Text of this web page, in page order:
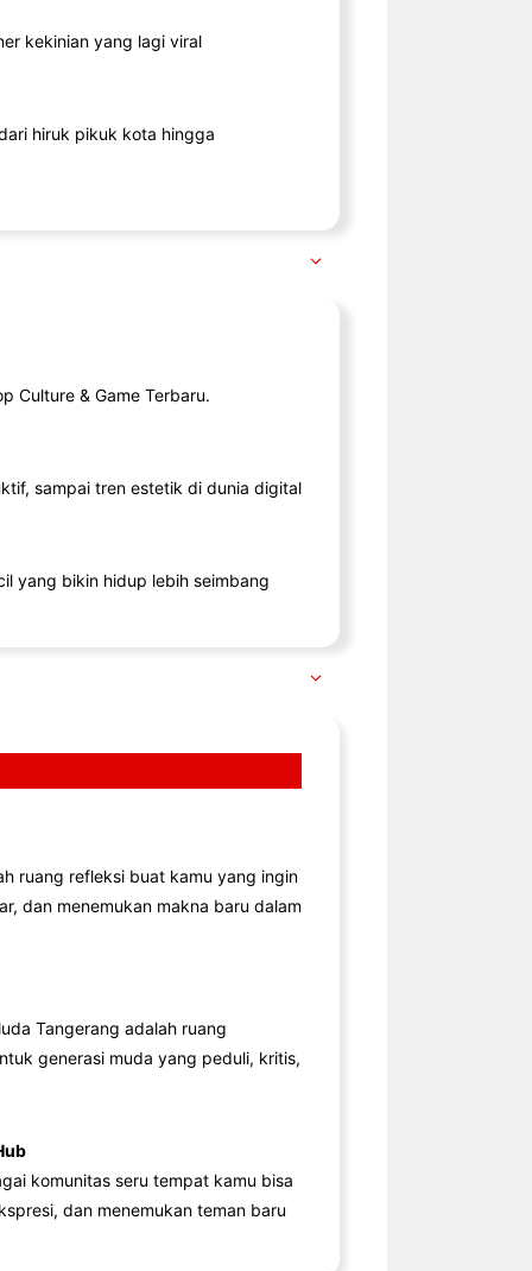
kekinian yang lagi viral
hiruk pikuk kota hingga
Culture & Game Terbaru.
sampai tren estetik di dunia digital
yang bikin hidup lebih seimbang
ruang refleksi buat kamu yang ingin
dan menemukan makna baru dalam
Tangerang adalah ruang
generasi muda yang peduli, kritis,
komunitas seru tempat kamu bisa
dan menemukan teman baru